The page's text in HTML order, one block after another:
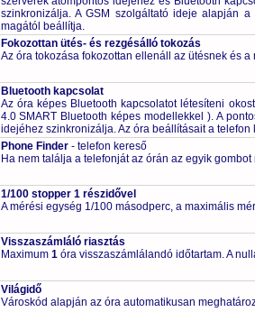
szinkronizálja. A GSM szolgáltató ideje alapján
magától beállítja.
Fokozottan ütés- és rezgésálló tokozás
Az óra tokozása fokozottan ellenáll az ütésnek és a
Bluetooth kapcsolat
Az óra képes Bluetooth kapcsolatot létesíteni
4.0 SMART Bluetooth képes modellekkel ). A
idejéhez szinkronizálja. Az óra beállításait a telefon
Phone Finder- telefon kereső
Ha nem találja a telefonját az órán az egyik
1/100 stopper 1 részidővel
A mérési egység 1/100 másodperc, a maximális
Visszaszámláló riasztás
Maximum 1óra visszaszámlálandó időtartam. A
Világidő
Városkód alapján az óra automatikusan